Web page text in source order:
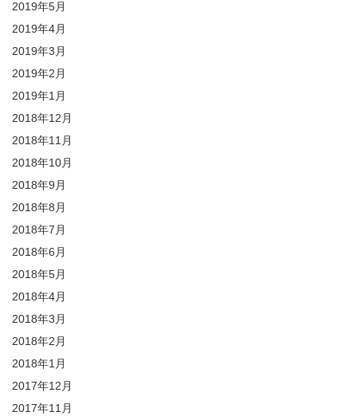
2019年5月
2019年4月
2019年3月
2019年2月
2019年1月
2018年12月
2018年11月
2018年10月
2018年9月
2018年8月
2018年7月
2018年6月
2018年5月
2018年4月
2018年3月
2018年2月
2018年1月
2017年12月
2017年11月